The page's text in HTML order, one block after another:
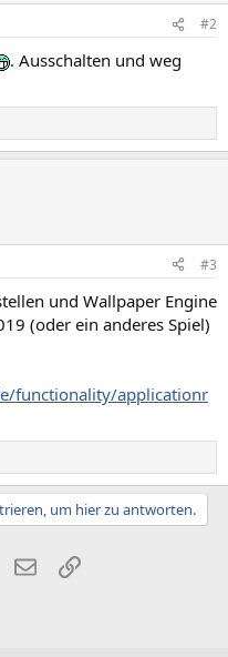
#2
. Ausschalten und weg
#3
und Wallpaper Engine
(oder ein anderes Spiel)
functionality/applicationr
um hier zu antworten.
E-MailLink